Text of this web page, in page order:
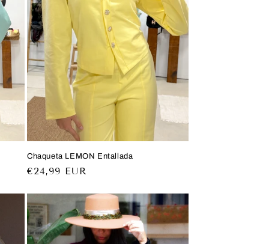
Chaqueta LEMON Entallada
Precio
€24,99 EUR